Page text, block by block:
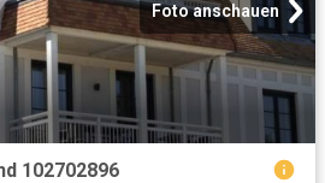
Foto anschauen
102702896